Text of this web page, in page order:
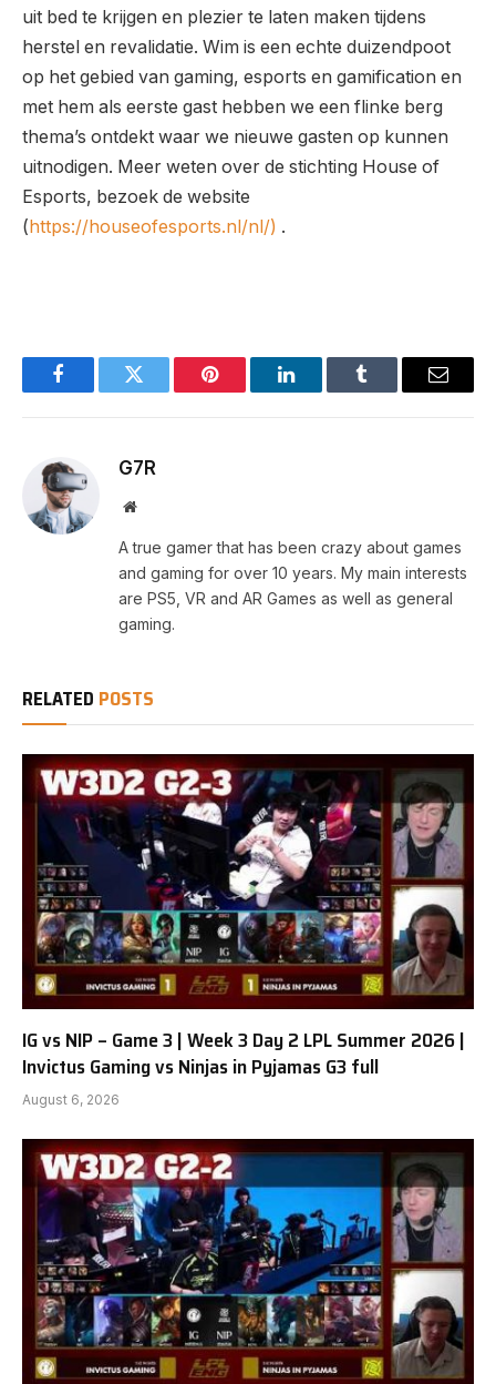
uit bed te krijgen en plezier te laten maken tijdens
herstel en revalidatie. Wim is een echte duizendpoot
op het gebied van gaming, esports en gamification en
met hem als eerste gast hebben we een flinke berg
thema’s ontdekt waar we nieuwe gasten op kunnen
uitnodigen. Meer weten over de stichting House of
Esports, bezoek de website
(https://houseofesports.nl/nl/) .
FacebookTwitter Pinterest LinkedInTumblr Email
G7R
Website
A true gamer that has been crazy about games
and gaming for over 10 years. My main interests
are PS5, VR and AR Games as well as general
gaming.
RELATED POSTS
IG vs NIP – Game 3 | Week 3 Day 2 LPL Summer 2026 |
Invictus Gaming vs Ninjas in Pyjamas G3 full
August 6, 2026